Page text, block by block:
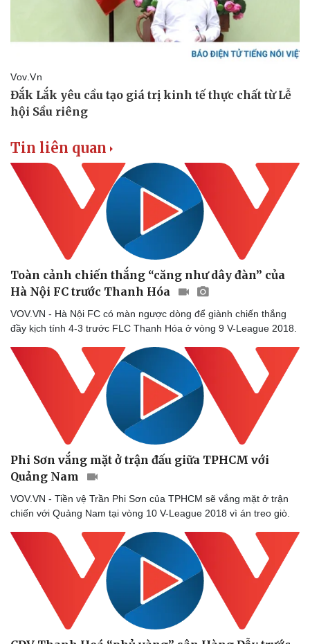
Doanh nghiệp
Thông tin doanh nghiệp
Doanh nghiệp 24h
Doanh nhân
Vì cộng đồng
Công nghệ
Sành điệu
Tin Công nghệ
Trải nghiệm
Chuyển đổi số
Tin liên quan
Toàn cảnh chiến thắng “căng như dây đàn” của
Hà Nội FC trước Thanh Hóa
VOV.VN - Hà Nội FC có màn ngược dòng để giành chiến thắng
đầy kịch tính 4-3 trước FLC Thanh Hóa ở vòng 9 V-League 2018.
Phi Sơn vắng mặt ở trận đấu giữa TPHCM với
Quảng Nam
VOV.VN - Tiền vệ Trần Phi Sơn của TPHCM sẽ vắng mặt ở trận
chiến với Quảng Nam tại vòng 10 V-League 2018 vì án treo giò.